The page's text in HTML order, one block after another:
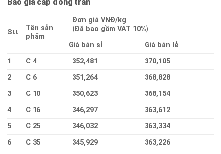
Báo giá cáp đống trần
Stt
Tên sản
phẩm
Đơn giá VNĐ/kg
(Đã bao gồm VAT 10%)
Giá bán sỉ
Giá bán lẻ
1
C 4 352,481
370,105
2
C 6 351,264
368,828
3
C 10 350,623
368,154
4
C 16 346,297
363,612
5
C 25 346,032
363,334
6
C 35 345,929
363,226